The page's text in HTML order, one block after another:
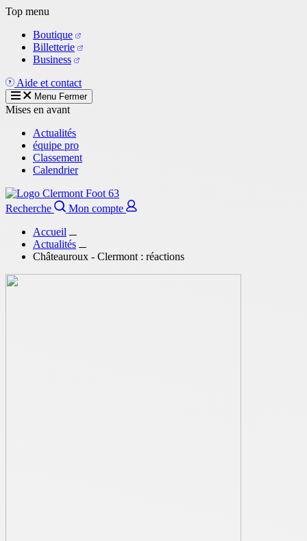
Aller
contenu
principal
Top menu
Boutique
Billetterie
Business
Aide et contact
Menu Fermer
Mises en avant
Actualités
équipe pro
Classement
Calendrier
Recherche
Mon compte
Accueil
Actualités
Châteauroux - Clermont : réactions